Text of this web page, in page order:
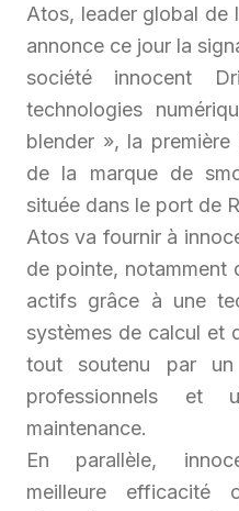
Atos, leader global de
annonce ce jour la
société innocent
technologies
blender », la
de la marque de
située dans le port de
Atos va fournir à
de pointe, notamment
actifs grâce à une
systèmes de calcul et
tout soutenu par un
professionnels et
maintenance.
En parallèle,
meilleure efficacité